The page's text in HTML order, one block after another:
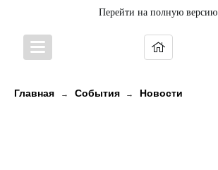
Перейти на полную версию
Главная → События → Новости